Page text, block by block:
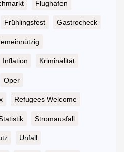
Flughafen
Frühlingsfest Gastrocheck
Inflation Kriminalität
Oper
Refugees Welcome
Stromausfall
Unfall